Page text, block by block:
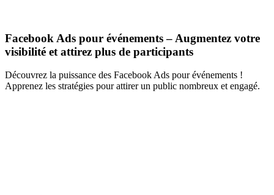
Facebook Ads pour événements – Augmentez votre
visibilité et attirez plus de participants
Découvrez la puissance des Facebook Ads pour événements !
Apprenez les stratégies pour attirer un public nombreux et engagé.